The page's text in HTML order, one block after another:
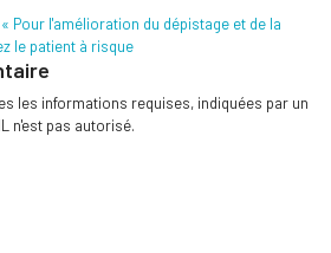
« Pour l'amélioration du dépistage et de la
le patient à risque
les informations requises, indiquées par un
n'est pas autorisé.